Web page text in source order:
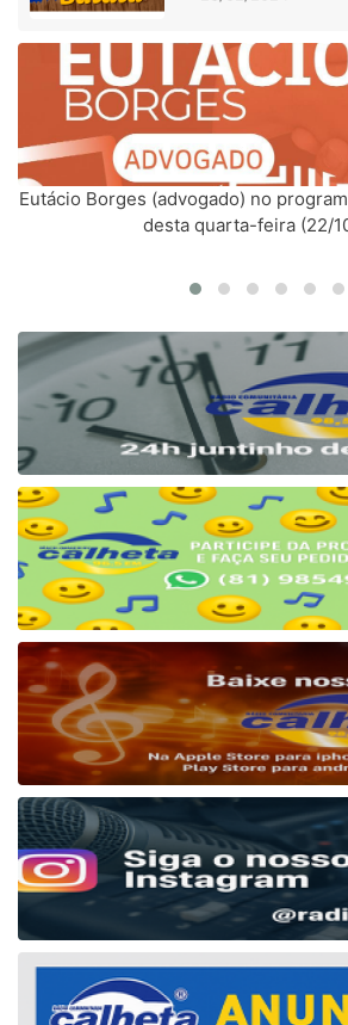
Eutácio Borges (advogado) no
desta quarta-feira (22/